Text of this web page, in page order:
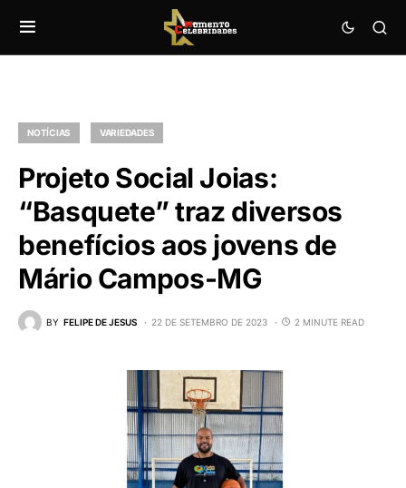
NOTÍCIAS VARIEDADES
Projeto Social Joias:
“Basquete” traz diversos
benefícios aos jovens de
Mário Campos-MG
BY FELIPE DE JESUS 22 DE SETEMBRO DE 2023 2 MINUTE READ